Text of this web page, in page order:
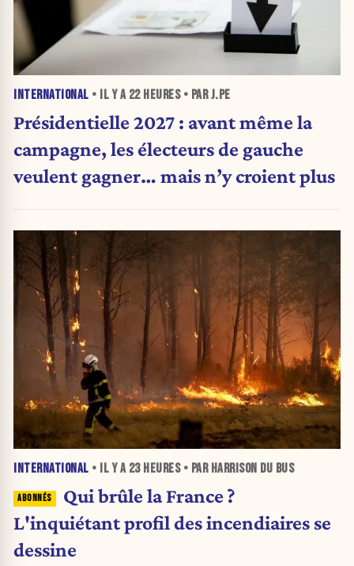
INTERNATIONAL • IL Y A 22 HEURES• PAR J.PE
Présidentielle 2027 : avant même la
campagne, les électeurs de gauche
veulent gagner… mais n’y croient plus
INTERNATIONAL • IL Y A 23 HEURES• PAR HARRISON DU BUS
Qui brûle la France ?
L'inquiétant profil des incendiaires se
dessine